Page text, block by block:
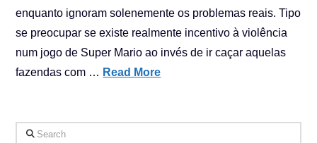
enquanto ignoram solenemente os problemas reais. Tipo
se preocupar se existe realmente incentivo à violência
num jogo de Super Mario ao invés de ir caçar aquelas
fazendas com … Read More
Search